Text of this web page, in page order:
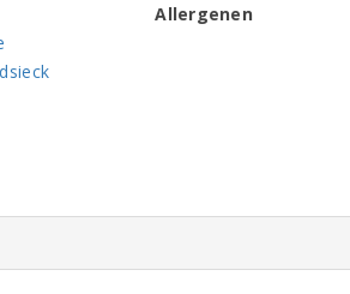
Allergenen